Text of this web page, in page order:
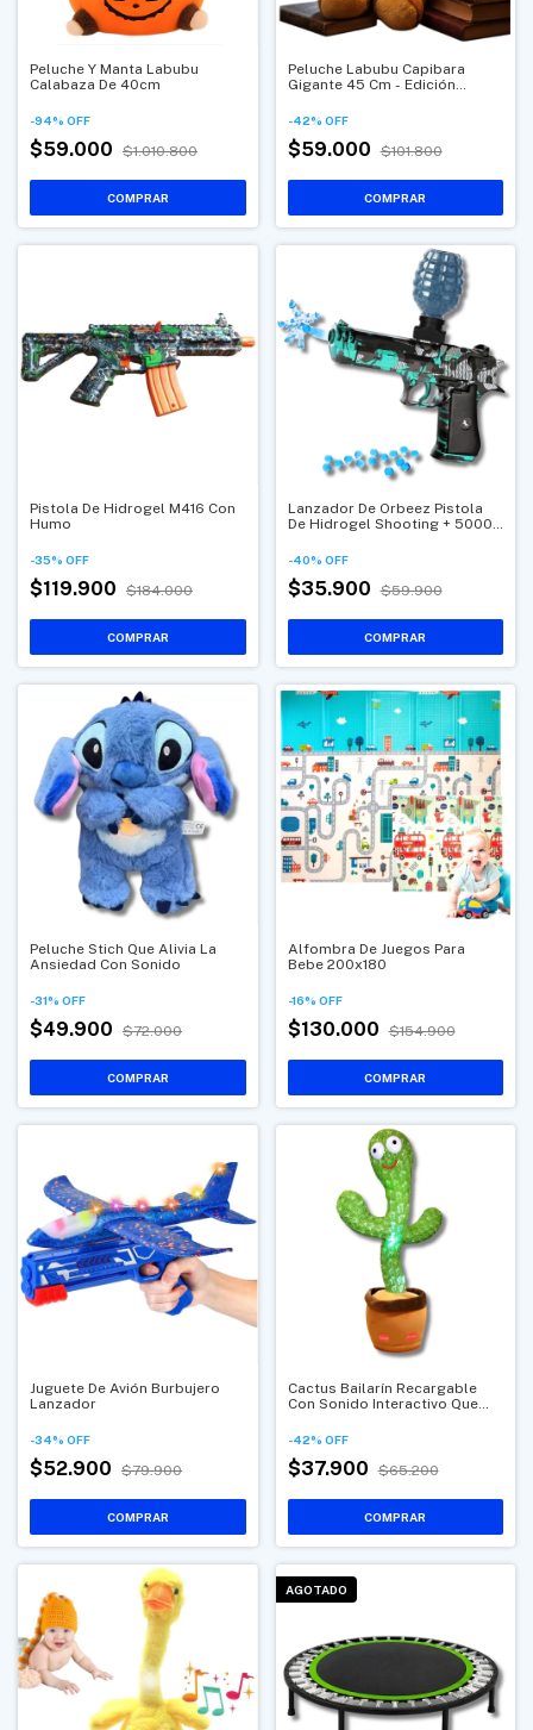
Peluche Y Manta Labubu
Calabaza De 40cm
-94% OFF
$59.000 $1.010.800
Peluche Labubu Capibara
Gigante 45 Cm - Edición
-42% OFF
$59.000 $101.800
Pistola De Hidrogel M416 Con
Humo
-35% OFF
$119.900 $184.000
Lanzador De Orbeez Pistola
De Hidrogel Shooting + 5000
-40% OFF
$35.900 $59.900
Peluche Stich Que Alivia La
Ansiedad Con Sonido
-31% OFF
$49.900 $72.000
Alfombra De Juegos Para
Bebe 200x180
-16% OFF
$130.000 $154.900
Juguete De Avión Burbujero
Lanzador
-34% OFF
$52.900 $79.900
Cactus Bailarín Recargable
Con Sonido Interactivo Que
-42% OFF
$37.900 $65.200
AGOTADO